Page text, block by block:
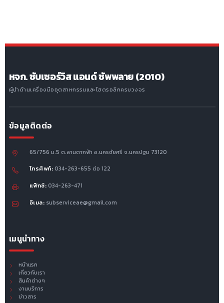
หจก. ซับเซอร์วิส แอนด์ ซัพพลาย (2010)
ผู้นำด้านเครื่องมืออุตสาหกรรมและไฮดรอลิกครบวงจร
ข้อมูลติดต่อ
65/756 ม.5 ต.ลานตากฟ้า อ.นครชัยศรี จ.นครปฐม 73120
โทรศัพท์: 034-263-655 ต่อ 122
แฟ็กซ์: 034-263-471
อีเมล: subserviceae@gmail.com
เมนูนำทาง
หน้าแรก
เกี่ยวกับเรา
สินค้าต่างๆ
งานบริการ
ข่าวสาร